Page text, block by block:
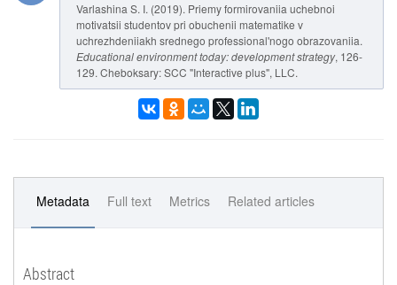
Varlashina S. I. (2019). Priemy formirovaniia uchebnoi
motivatsii studentov pri obuchenii matematike v
uchrezhdeniiakh srednego professional'nogo obrazovaniia.
Educational environment today: development strategy, 126-
129. Cheboksary: SCC "Interactive plus", LLC.
Metadata Full text Metrics Related articles
Abstract